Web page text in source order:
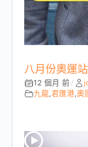
八月份奧運
12 個月 前 /
九龍 君匯港 奧